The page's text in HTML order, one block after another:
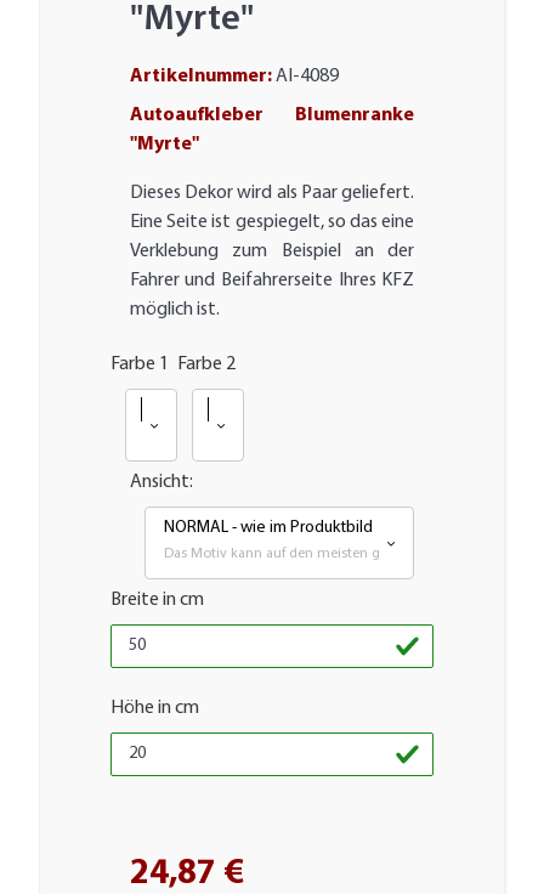
"Myrte"
Artikelnummer:AI-4089
Autoaufkleber Blumenranke
"Myrte"
Dieses Dekor wird als Paar geliefert.
Eine Seite ist gespiegelt, so das eine
Verklebung zum Beispiel an der
Fahrer und Beifahrerseite Ihres KFZ
möglich ist.
Farbe 1 Farbe 2
Ansicht:
NORMAL - wie im Produktbild
Das Motiv kann auf den meisten glatten Flächen
Breite in cm
Höhe in cm
24,87 €